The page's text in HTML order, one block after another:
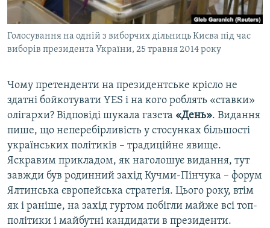
КРИМ РЕАЛІЇ
РУС
УКР
ДОЛУЧАЙСЯ!
Усі сайти RFE/RL
Голосування на одній з виборчих дільниць Києва під час
виборів президента України, 25 травня 2014 року
Чому претенденти на президентське крісло не
здатні бойкотувати YES і на кого роблять «ставки»
олігархи? Відповіді шукала газета «День». Видання
пише, що неперебірливість у стосунках більшості
українських політиків – традиційне явище.
Яскравим прикладом, як наголошує видання, тут
завжди був родинний захід Кучми-Пінчука – форум
Ялтинська європейська стратегія. Цього року, втім
як і раніше, на захід гуртом побігли майже всі топ-
політики і майбутні кандидати в президенти.